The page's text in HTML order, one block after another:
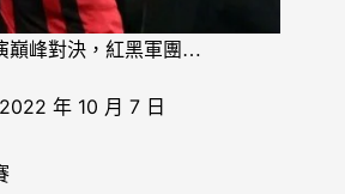
巔峰對決，紅黑軍團…
2022 年 10 月 7 日